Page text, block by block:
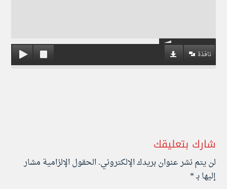
نافذة
شارك بتعليقك
لن يتم نشر عنوان بريدك الإلكتروني.الحقول الإلزامية مشار
إليها بـ*